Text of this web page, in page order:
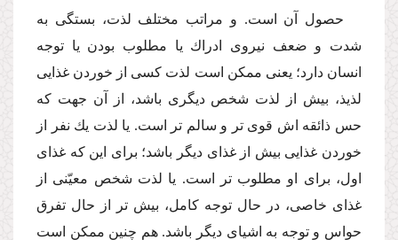
حصول آن است. و مراتب مختلف لذت، بستگى به
شدت و ضعف نیروى ادراك یا مطلوب بودن یا توجه
انسان دارد؛ یعنى ممكن است لذت كسى از خوردن غذایى
لذیذ، بیش از لذت شخص دیگرى باشد، از آن جهت كه
حس ذائقه اش قوى تر و سالم تر است. یا لذت یك نفر از
خوردن غذایى بیش از غذاى دیگر باشد؛ براى این كه غذاى
اول، براى او مطلوب تر است. یا لذت شخص معیّنى از
غذاى خاصى، در حال توجه كامل، بیش تر از حال تفرق
حواس و توجه به اشیاى دیگر باشد. هم چنین ممكن است